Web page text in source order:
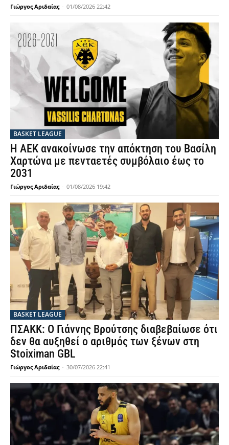
Γιώργος Αριδαίας - 01/08/2026 22:42
BASKET LEAGUE
Η ΑΕΚ ανακοίνωσε την απόκτηση του Βασίλη
Χαρτώνα με πενταετές συμβόλαιο έως το
2031
Γιώργος Αριδαίας - 01/08/2026 19:42
BASKET LEAGUE
ΠΣΑΚΚ: Ο Γιάννης Βρούτσης διαβεβαίωσε ότι
δεν θα αυξηθεί ο αριθμός των ξένων στη
Stoiximan GBL
Γιώργος Αριδαίας - 30/07/2026 22:41